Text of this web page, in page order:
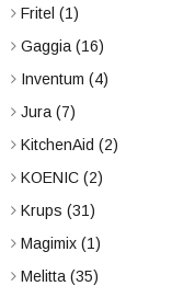
Fritel (1)
Gaggia (16)
Inventum (4)
Jura (7)
KitchenAid (2)
KOENIC (2)
Krups (31)
Magimix (1)
Melitta (35)